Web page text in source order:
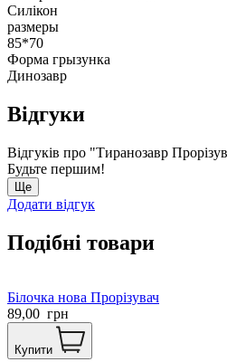
Силікон
размеры
85*70
Форма грызунка
Динозавр
Відгуки
Відгуків про "Тиранозавр
Будьте першим!
Ще
Додати відгук
Подібні товари
Білочка нова Прорізувач
89,00 грн
Купити